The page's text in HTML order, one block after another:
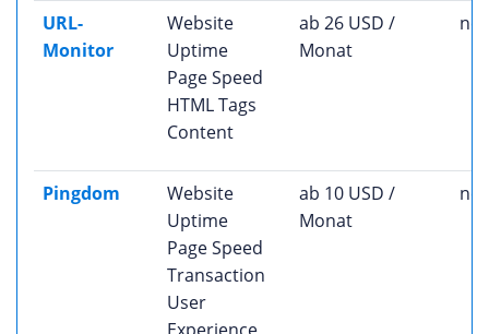
URL-
Monitor
Website
Uptime
Page Speed
HTML Tags
Content
ab 26 USD /
Monat
Pingdom
Website
Uptime
Page Speed
Transaction
User
ab 10 USD /
Monat